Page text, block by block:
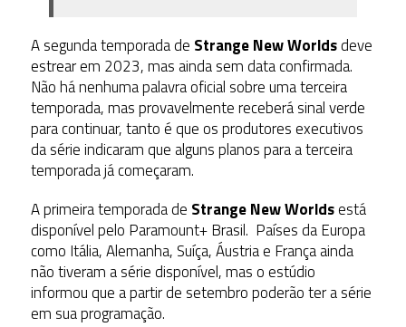
A segunda temporada de Strange New Worldsdeve
estrear em 2023, mas ainda sem data confirmada.
Não há nenhuma palavra oficial sobre uma terceira
temporada, mas provavelmente receberá sinal verde
para continuar, tanto é que os produtores executivos
da série indicaram que alguns planos para a terceira
temporada já começaram.
A primeira temporada de Strange New Worldsestá
disponível pelo Paramount+ Brasil. Países da Europa
como Itália, Alemanha, Suíça, Áustria e França ainda
não tiveram a série disponível, mas o estúdio
informou que a partir de setembro poderão ter a série
em sua programação.